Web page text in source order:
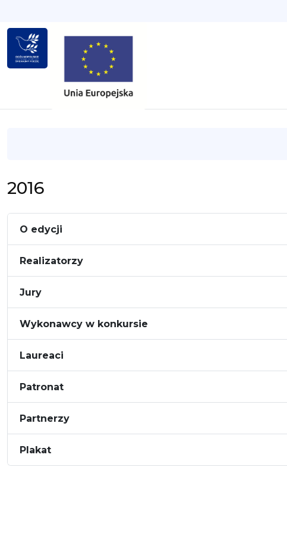
2016
O edycji
Realizatorzy
Jury
Wykonawcy w konkursie
Laureaci
Patronat
Partnerzy
Plakat